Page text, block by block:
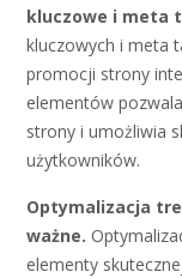
kluczowe i meta
kluczowych i meta
promocji strony
elementów
strony i umożliwia
użytkowników.
Optymalizacja
ważne.
elementy